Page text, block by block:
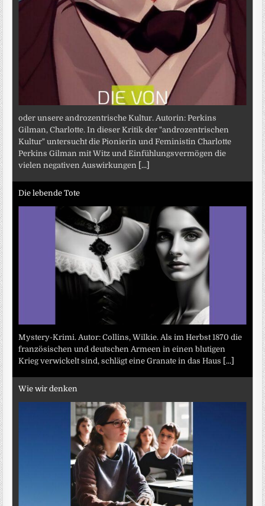
oder unsere androzentrische Kultur. Autorin: Perkins
Gilman, Charlotte. In dieser Kritik der "androzentrischen
Kultur" untersucht die Pionierin und Feministin Charlotte
Perkins Gilman mit Witz und Einfühlungsvermögen die
vielen negativen Auswirkungen [...]
Die lebende Tote
Mystery-Krimi. Autor: Collins, Wilkie. Als im Herbst 1870 die
französischen und deutschen Armeen in einen blutigen
Krieg verwickelt sind, schlägt eine Granate in das Haus [...]
Wie wir denken